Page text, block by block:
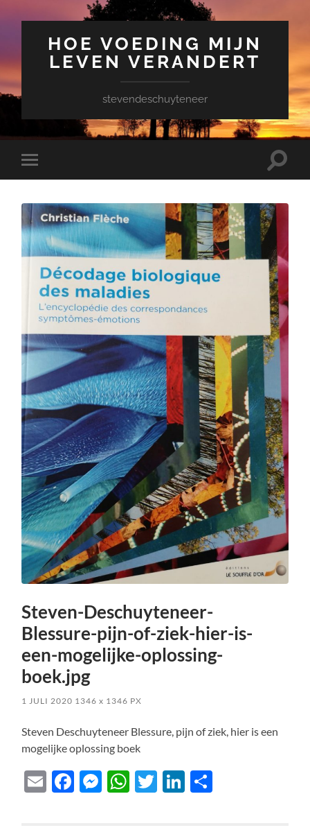
HOE VOEDING MIJN
LEVEN VERANDERT
stevendeschuyteneer
Toggle
mobiel
Toggle
Steven-Deschuyteneer-
Blessure-pijn-of-ziek-hier-is-
een-mogelijke-oplossing-
boek.jpg
1 JULI 2020 1346x 1346 PX
Steven Deschuyteneer Blessure, pijn of ziek, hier is een
mogelijke oplossing boek
EmailFacebook
Messenger
WhatsApp
TwitterLinkedIn